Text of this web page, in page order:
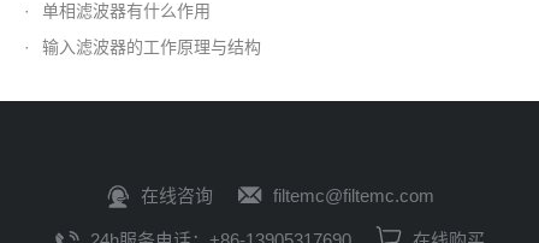
·
单相滤波器有什么作用
·
输入滤波器的工作原理与结构
在线咨询 filtemc@filtemc.com